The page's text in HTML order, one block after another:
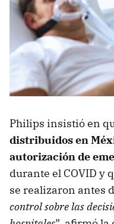
Philips insistió en
distribuidos en
autorización de
durante el COVID y
se realizaron antes
control sobre las